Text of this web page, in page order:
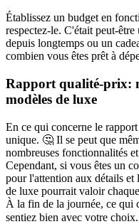
Établissez un budget en
respectez-le. C'était peut-
depuis longtemps ou un
combien vous êtes prêt à
Rapport qualité-prix:
modèles de luxe
En ce qui concerne le
unique. 🤔 Il se peut que
nombreuses fonctionnalités
Cependant, si vous êtes un
pour l'attention aux détails et
de luxe pourrait valoir
À la fin de la journée, ce qui
sentiez bien avec votre